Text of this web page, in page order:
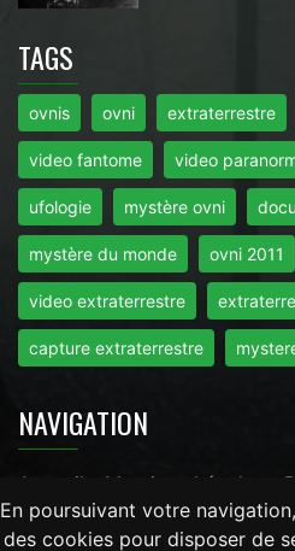
En poursuivant votre
des cookies pour disposer de
TAGS
ovnis ovni extraterrestre
video fantome video
ufologie mystère ovni
mystère du monde ovni 2011
video extraterrestre
capture extraterrestre
NAVIGATION
Accueil Mentions Légales